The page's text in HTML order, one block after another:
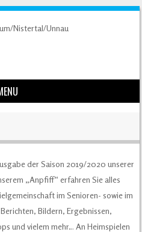
der Saison 2019/2020 unserer
„Anpfiff“ erfahren Sie alles
im Senioren- sowie im
Berichten, Bildern, Ergebnissen,
und vielem mehr… An Heimspielen